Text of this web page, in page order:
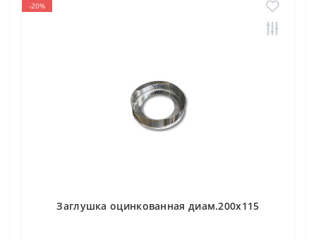
-20%
Заглушка оцинкованная диам.200х115